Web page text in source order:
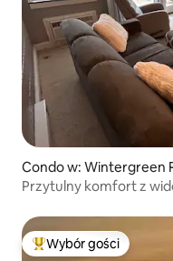
Condo w: Wintergreen
Przytulny komfort z
Najpopularniejsze z
Wybór gości